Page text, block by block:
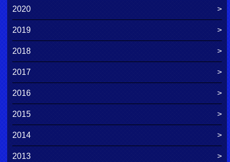
2020
2019
2018
2017
2016
2015
2014
2013